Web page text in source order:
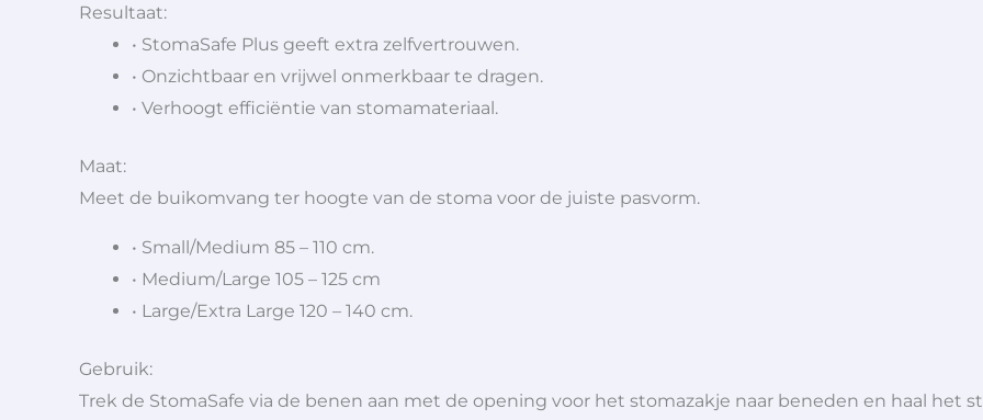
Resultaat:
• StomaSafe Plus geeft extra zelfvertrouwen.
• Onzichtbaar en vrijwel onmerkbaar te dragen.
• Verhoogt efficiëntie van stomamateriaal.
Maat:
Meet de buikomvang ter hoogte van de stoma voor de juiste pasvorm.
• Small/Medium 85 – 110 cm.
• Medium/Large 105 – 125 cm
• Large/Extra Large 120 – 140 cm.
Gebruik:
Trek de StomaSafe via de benen aan met de opening voor het stomazakje naar beneden en haal het